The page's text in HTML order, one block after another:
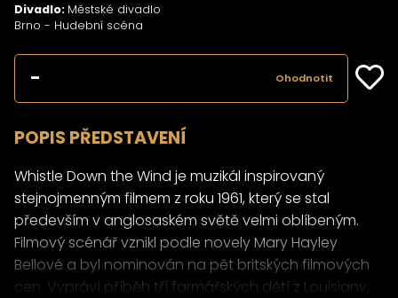
- Ohodnotit
Divadlo: Městské divadlo
Brno - Hudební scéna
POPIS PŘEDSTAVENÍ
Whistle Down the Wind je muzikál inspirovaný
stejnojmenným filmem z roku 1961, který se stal
především v anglosaském světě velmi oblíbeným.
Filmový scénář vznikl podle novely Mary Hayley
Bellové a byl nominován na pět britských filmových
cen. Vypráví příběh tří farmářských dětí z Louisiany,